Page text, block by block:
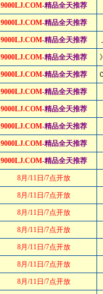
9000LJ.COM-精品全天推荐
9000LJ.COM-精品全天推荐
9000LJ.COM-精品全天推荐
9000LJ.COM-精品全天推荐
9000LJ.COM-精品全天推荐
9000LJ.COM-精品全天推荐
9000LJ.COM-精品全天推荐
9000LJ.COM-精品全天推荐
9000LJ.COM-精品全天推荐
9000LJ.COM-精品全天推荐
8月/11日/7点开放
8月/11日/7点开放
8月/11日/7点开放
8月/11日/7点开放
8月/11日/7点开放
8月/11日/7点开放
8月/11日/7点开放